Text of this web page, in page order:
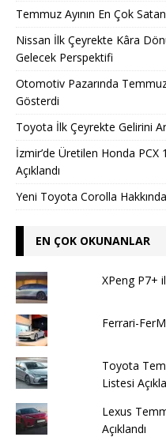
Temmuz Ayının En Çok
Nissan İlk Çeyrekte Kâra
Gelecek Perspektifi
Otomotiv Pazarında
Gösterdi
Toyota İlk Çeyrekte Gelirini
İzmir’de Üretilen Honda PCX
Açıklandı
Yeni Toyota Corolla
EN ÇOK OKUNANLAR
XPeng P7+
Ferrari-
Toyota
Listesi
Lexus
Açıklandı